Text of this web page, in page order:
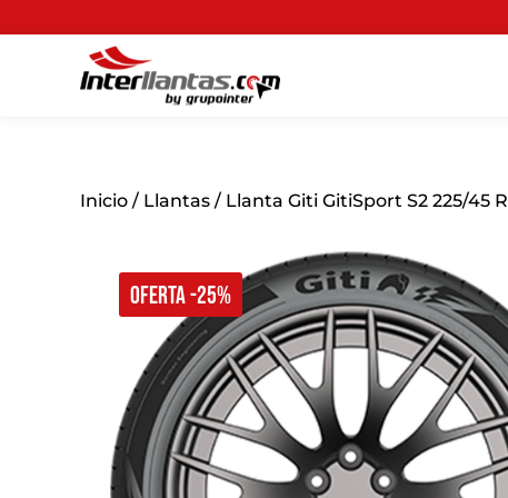
OFERTA -25%
Inicio / Llantas / Llanta Giti GitiSport S2 225/45